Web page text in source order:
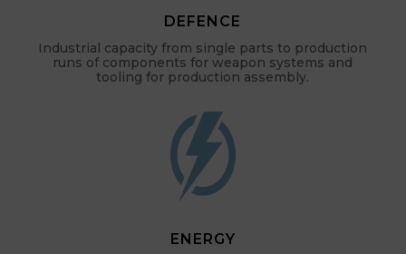
DEFENCE
Industrial capacity from single parts to production
runs of components for weapon systems and
tooling for production assembly.
ENERGY